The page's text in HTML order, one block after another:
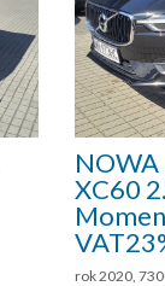
NOWA
XC60
rok 2020,